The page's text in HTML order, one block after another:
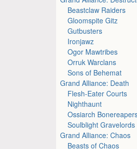
Beastclaw Raiders
Gloomspite Gitz
Gutbusters
Ironjawz
Ogor Mawtribes
Orruk Warclans
Sons of Behemat
Grand Alliance: Death
Flesh-Eater Courts
Nighthaunt
Ossiarch
Soulblight Gravelords
Grand Alliance: Chaos
Beasts of Chaos